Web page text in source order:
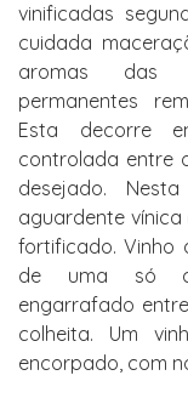
vinificadas
cuidada
aromas das
permanentes
Esta decorre
controlada entre
desejado.
aguardente
fortificado. Vinho
de uma só
engarrafado
colheita. Um
encorpado, com